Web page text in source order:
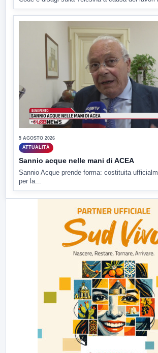
5 AGOSTO 2026
ATTUALITÀ
Sannio acque nelle mani di ACEA
Sannio Acque prende forma: costituita
per la...